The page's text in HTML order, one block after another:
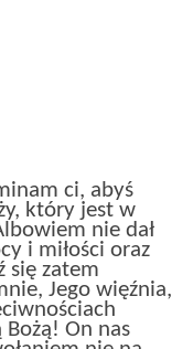
ci, abyś
który jest w
nie dał
i miłości oraz
się zatem
Jego więźnia,
On nas